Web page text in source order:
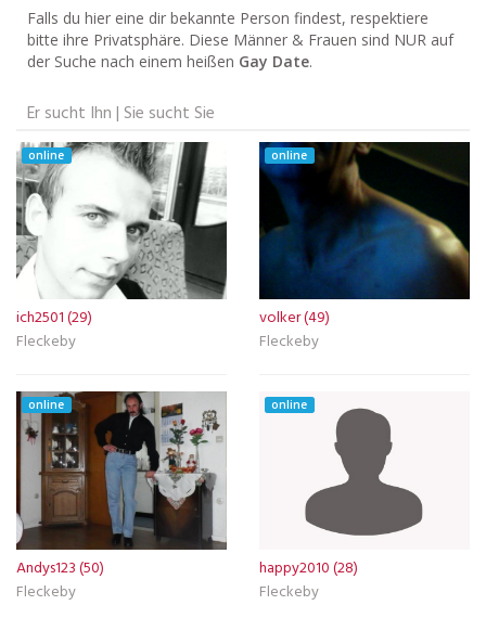
Falls du hier eine dir bekannte Person findest, respektiere
bitte ihre Privatsphäre. Diese Männer & Frauen sind NUR auf
der Suche nach einem heißen Gay Date.
Er sucht Ihn | Sie sucht Sie
online
ich2501 (29)
Fleckeby
online
volker (49)
Fleckeby
online
Andys123 (50)
Fleckeby
online
happy2010 (28)
Fleckeby